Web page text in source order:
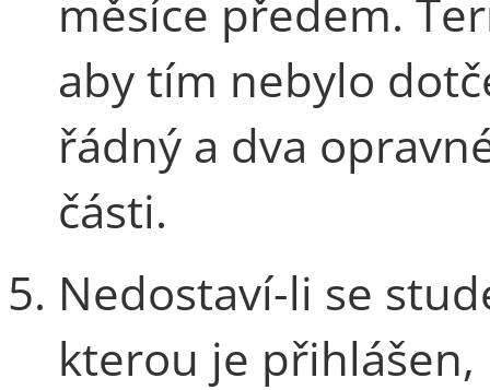
měsíce předem.
aby tím nebylo
řádný a dva
části.
Nedostaví-li se
kterou je